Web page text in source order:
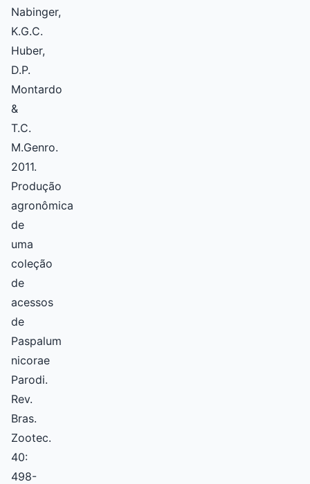
Nabinger,
K.G.C.
Huber,
D.P.
Montardo
&
T.C.
M.Genro.
2011.
Produção
agronômica
de
uma
coleção
de
acessos
de
Paspalum
nicorae
Parodi.
Rev.
Bras.
Zootec.
40:
498-